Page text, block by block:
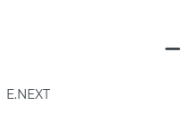
E.NEXT